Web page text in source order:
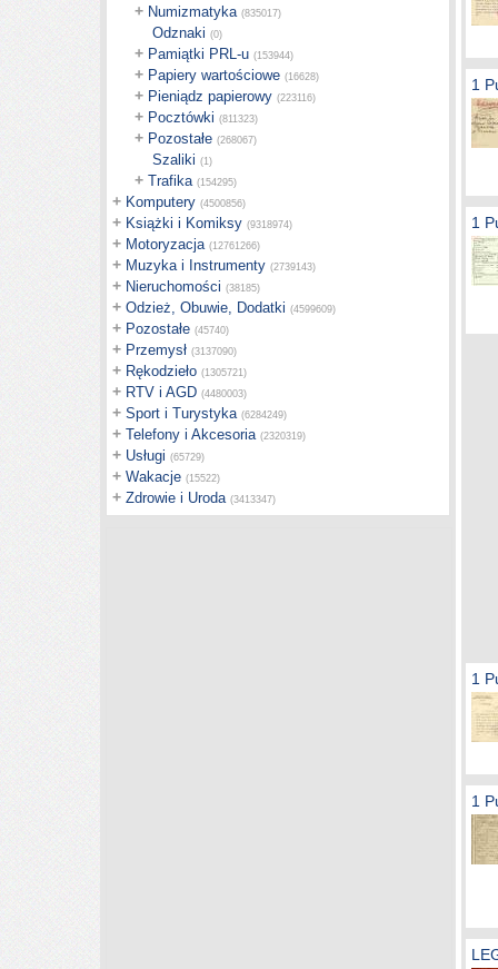
+ Numizmatyka (835017)
Odznaki (0)
+ Pamiątki PRL-u (153944)
+ Papiery wartościowe (16628)
+ Pieniądz papierowy (223116)
+ Pocztówki (811323)
+ Pozostałe (268067)
Szaliki (1)
+ Trafika (154295)
+ Komputery (4500856)
+ Książki i Komiksy (9318974)
+ Motoryzacja (12761266)
+ Muzyka i Instrumenty (2739143)
+ Nieruchomości (38185)
+ Odzież, Obuwie, Dodatki (4599609)
+ Pozostałe (45740)
+ Przemysł (3137090)
+ Rękodzieło (1305721)
+ RTV i AGD (4480003)
+ Sport i Turystyka (6284249)
+ Telefony i Akcesoria (2320319)
+ Usługi (65729)
+ Wakacje (15522)
+ Zdrowie i Uroda (3413347)
1
1
1
1